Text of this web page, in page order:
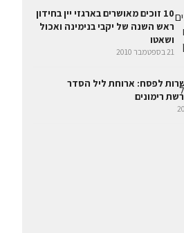
10 זוכים מאושרים בארגזי יין בחידון
ראש השנה של יקבי בנימינה ואכול
ושאטו
21 בספטמבר 2010
לפסח: ארוחת ליל הסדר
רימונים